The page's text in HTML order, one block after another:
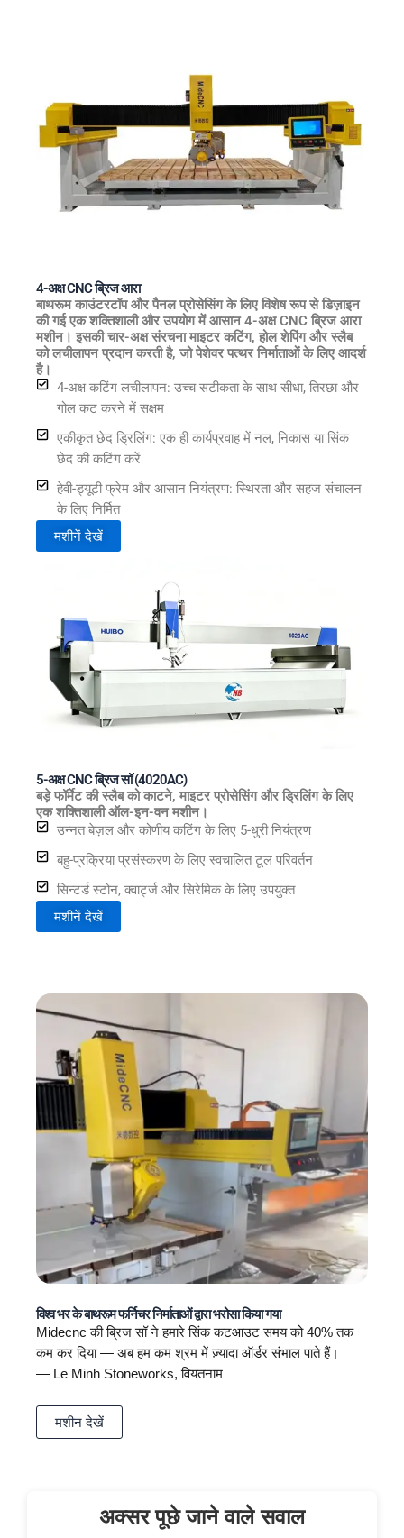
4-अक्ष CNC ब्रिज आरा
बाथरूम काउंटरटॉप और पैनल प्रोसेसिंग के लिए विशेष रूप से डिज़ाइन
की गई एक शक्तिशाली और उपयोग में आसान 4-अक्ष CNC ब्रिज आरा
मशीन। इसकी चार-अक्ष संरचना माइटर कटिंग, होल शेपिंग और स्लैब
को लचीलापन प्रदान करती है, जो पेशेवर पत्थर निर्माताओं के लिए आदर्श
है।
4-अक्ष कटिंग लचीलापन: उच्च सटीकता के साथ सीधा, तिरछा और
गोल कट करने में सक्षम
एकीकृत छेद ड्रिलिंग: एक ही कार्यप्रवाह में नल, निकास या सिंक
छेद की कटिंग करें
हेवी-ड्यूटी फ्रेम और आसान नियंत्रण: स्थिरता और सहज संचालन
के लिए निर्मित
मशीनें देखें
5-अक्ष CNC ब्रिज सॉ (4020AC)
बड़े फॉर्मेट की स्लैब को काटने, माइटर प्रोसेसिंग और ड्रिलिंग के लिए
एक शक्तिशाली ऑल-इन-वन मशीन।
उन्नत बेज़ल और कोणीय कटिंग के लिए 5-धुरी नियंत्रण
बहु-प्रक्रिया प्रसंस्करण के लिए स्वचालित टूल परिवर्तन
सिन्टर्ड स्टोन, क्वार्ट्ज और सिरेमिक के लिए उपयुक्त
मशीनें देखें
विश्व भर के बाथरूम फर्निचर निर्माताओं द्वारा भरोसा किया गया
Midecnc की ब्रिज सॉ ने हमारे सिंक कटआउट समय को 40% तक
कम कर दिया — अब हम कम श्रम में ज़्यादा ऑर्डर संभाल पाते हैं।
— Le Minh Stoneworks, वियतनाम
मशीन देखें
अक्सर पूछे जाने वाले सवाल